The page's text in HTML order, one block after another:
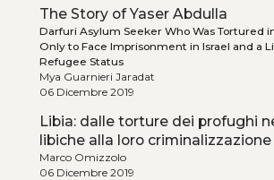
The Story of Yaser Abdulla
Darfuri Asylum Seeker Who Was Tortured
Only to Face Imprisonment in Israel and a
Refugee Status
Mya Guarnieri Jaradat
06 Dicembre 2019
Libia: dalle torture dei profughi
libiche alla loro criminalizzazione
Marco Omizzolo
06 Dicembre 2019